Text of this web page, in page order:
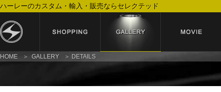
ハーレーのカスタム・輸入・販売ならセレクテッド
HOME GALLERY DETAILS